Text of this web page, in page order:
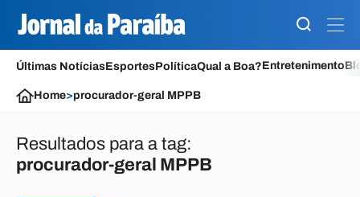
Últimas NotíciasEsportesPolíticaQual a Boa?Entretenimento
Home>procurador-geral MPPB
Resultados para a tag:
procurador-geral MPPB